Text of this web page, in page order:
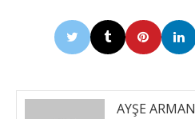
AYŞE ARMAN